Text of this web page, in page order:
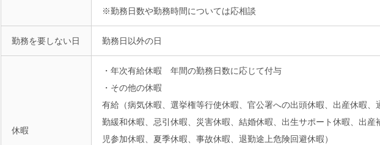
※勤務日数や勤務時間については応相談
勤務を要しない日 勤務日以外の日
休暇
・年次有給休暇 年間の勤務日数に応じて付与
・その他の休暇
有給（病気休暇、選挙権等行使休暇、官公署への出頭休暇、出産休暇、
勤緩和休暇、忌引休暇、災害休暇、結婚休暇、出生サポート休暇、出産
児参加休暇、夏季休暇、事故休暇、退勤途上危険回避休暇）